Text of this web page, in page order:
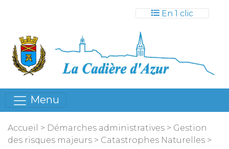
En 1 clic
Menu
Accueil > Démarches administratives > Gestion
des risques majeurs > Catastrophes Naturelles >